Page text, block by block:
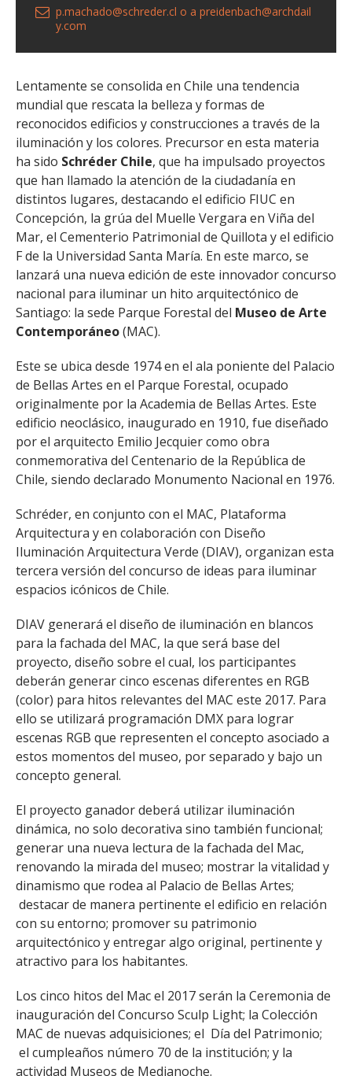
p.machado@schreder.cl o a preidenbach@archdail
y.com
Lentamente se consolida en Chile una tendencia
mundial que rescata la belleza y formas de
reconocidos edificios y construcciones a través de la
iluminación y los colores. Precursor en esta materia
ha sido Schréder Chile, que ha impulsado proyectos
que han llamado la atención de la ciudadanía en
distintos lugares, destacando el edificio FIUC en
Concepción, la grúa del Muelle Vergara en Viña del
Mar, el Cementerio Patrimonial de Quillota y el edificio
F de la Universidad Santa María. En este marco, se
lanzará una nueva edición de este innovador concurso
nacional para iluminar un hito arquitectónico de
Santiago: la sede Parque Forestal del Museo de Arte
Contemporáneo(MAC).
Este se ubica desde 1974 en el ala poniente del Palacio
de Bellas Artes en el Parque Forestal, ocupado
originalmente por la Academia de Bellas Artes. Este
edificio neoclásico, inaugurado en 1910, fue diseñado
por el arquitecto Emilio Jecquier como obra
conmemorativa del Centenario de la República de
Chile, siendo declarado Monumento Nacional en 1976.
Schréder, en conjunto con el MAC, Plataforma
Arquitectura y en colaboración con Diseño
Iluminación Arquitectura Verde (DIAV), organizan esta
tercera versión del concurso de ideas para iluminar
espacios icónicos de Chile.
DIAV generará el diseño de iluminación en blancos
para la fachada del MAC, la que será base del
proyecto, diseño sobre el cual, los participantes
deberán generar cinco escenas diferentes en RGB
(color) para hitos relevantes del MAC este 2017. Para
ello se utilizará programación DMX para lograr
escenas RGB que representen el concepto asociado a
estos momentos del museo, por separado y bajo un
concepto general.
El proyecto ganador deberá utilizar iluminación
dinámica, no solo decorativa sino también funcional;
generar una nueva lectura de la fachada del Mac,
renovando la mirada del museo; mostrar la vitalidad y
dinamismo que rodea al Palacio de Bellas Artes;
destacar de manera pertinente el edificio en relación
con su entorno; promover su patrimonio
arquitectónico y entregar algo original, pertinente y
atractivo para los habitantes.
Los cinco hitos del Mac el 2017 serán la Ceremonia de
inauguración del Concurso Sculp Light; la Colección
MAC de nuevas adquisiciones; el Día del Patrimonio;
el cumpleaños número 70 de la institución; y la
actividad Museos de Medianoche.